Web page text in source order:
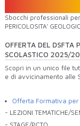
Sbocchi professionali
PERICOLOSITA’
OFFERTA DEL DSFTA
SCOLASTICO 2025/
Scopri in un unico file
e di avvicinamento alle
Offerta Formativa
- LEZIONI TEMATICHE/